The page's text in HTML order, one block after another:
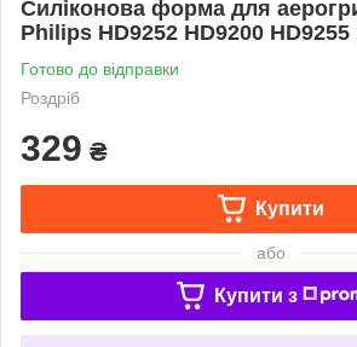
Силіконова форма для
Philips HD9252 HD9200 HD9255
Готово до відправки
Роздріб
329 ₴
Купити
або
Купити з